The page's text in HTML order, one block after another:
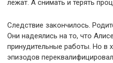
лежат. А снимать и терять
Следствие закончилось.
Они надеялись на то, что
принудительные работы. Но в
эпизодов